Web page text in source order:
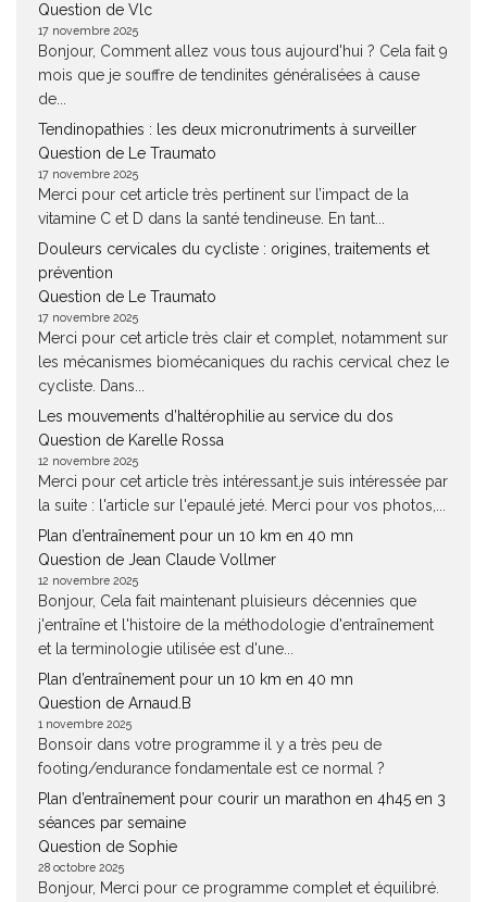
Question de Vlc
17 novembre 2025
Bonjour, Comment allez vous tous aujourd'hui ? Cela fait 9
mois que je souffre de tendinites généralisées à cause
de...
Tendinopathies : les deux micronutriments à surveiller
Question de Le Traumato
17 novembre 2025
Merci pour cet article très pertinent sur l’impact de la
vitamine C et D dans la santé tendineuse. En tant...
Douleurs cervicales du cycliste : origines, traitements et
prévention
Question de Le Traumato
17 novembre 2025
Merci pour cet article très clair et complet, notamment sur
les mécanismes biomécaniques du rachis cervical chez le
cycliste. Dans...
Les mouvements d’haltérophilie au service du dos
Question de Karelle Rossa
12 novembre 2025
Merci pour cet article très intéressant.je suis intéressée par
la suite : l'article sur l'epaulé jeté. Merci pour vos photos,...
Plan d’entraînement pour un 10 km en 40 mn
Question de Jean Claude Vollmer
12 novembre 2025
Bonjour, Cela fait maintenant pluisieurs décennies que
j'entraîne et l'histoire de la méthodologie d'entraînement
et la terminologie utilisée est d'une...
Plan d’entraînement pour un 10 km en 40 mn
Question de Arnaud.B
1 novembre 2025
Bonsoir dans votre programme il y a très peu de
footing/endurance fondamentale est ce normal ?
Plan d’entraînement pour courir un marathon en 4h45 en 3
séances par semaine
Question de Sophie
28 octobre 2025
Bonjour, Merci pour ce programme complet et équilibré.